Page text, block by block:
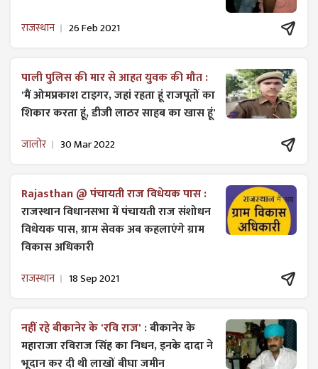
राजस्थान 26 Feb 2021
पाली पुलिस की मार से आहत युवक की मौत :
'मैं ओमप्रकाश टाइगर, जहां रहता हूं राजपूतों का
शिकार करता हूं, डीजी लाठर साहब का खास हूं'
जालोर 30 Mar 2022
Rajasthan @ पंचायती राज विधेयक पास :
राजस्थान विधानसभा में पंचायती राज ​संशोधन
विधेयक पास, ग्राम सेवक अब कहलाएंगे ग्राम
विकास अधिकारी
राजस्थान 18 Sep 2021
नहीं रहे बीकानेर के 'रवि राज' :बीकानेर के
महाराजा रविराज सिंह का निधन, इनके दादा ने
भूदान कर दी थी लाखों बीघा जमीन